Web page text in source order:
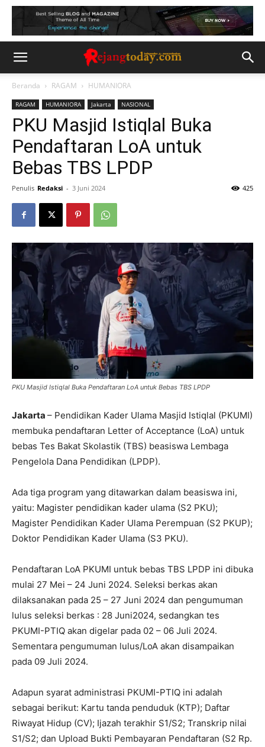
Beranda RAGAM HUMANIORA
RAGAM HUMANIORA Jakarta NASIONAL
PKU Masjid Istiqlal Buka
Pendaftaran LoA untuk
Bebas TBS LPDP
Penulis Redaksi - 3 Juni 2024 425
PKU Masjid Istiqlal Buka Pendaftaran LoA untuk Bebas TBS LPDP
Jakarta – Pendidikan Kader Ulama Masjid Istiqlal (PKUMI)
membuka pendaftaran Letter of Acceptance (LoA) untuk
bebas Tes Bakat Skolastik (TBS) beasiswa Lembaga
Pengelola Dana Pendidikan (LPDP).
Ada tiga program yang ditawarkan dalam beasiswa ini,
yaitu: Magister pendidikan kader ulama (S2 PKU);
Magister Pendidikan Kader Ulama Perempuan (S2 PKUP);
Doktor Pendidikan Kader Ulama (S3 PKU).
Pendaftaran LoA PKUMI untuk bebas TBS LPDP ini dibuka
mulai 27 Mei – 24 Juni 2024. Seleksi berkas akan
dilaksanakan pada 25 – 27 Juni 2024 dan pengumuman
lulus seleksi berkas : 28 Juni2024, sedangkan tes
PKUMI-PTIQ akan digelar pada 02 – 06 Juli 2024.
Sementara pengumuman lulus/LoA akan disampaikan
pada 09 Juli 2024.
Adapun syarat administrasi PKUMI-PTIQ ini adalah
sebagai berikut: Kartu tanda penduduk (KTP); Daftar
Riwayat Hidup (CV); Ijazah terakhir S1/S2; Transkrip nilai
S1/S2; dan Upload Bukti Pembayaran Pendaftaran (S2 Rp.